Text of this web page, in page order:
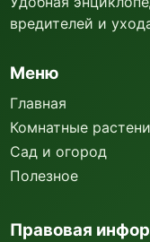
вредителей и
Меню
Главная
Комнатные
Сад и огород
Полезное
Правовая